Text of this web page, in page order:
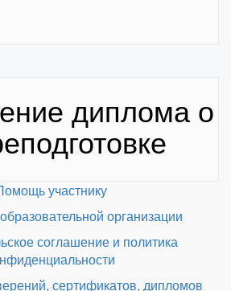
диплома о
участнику
организации
соглашение и политика
сертификатов, дипломов